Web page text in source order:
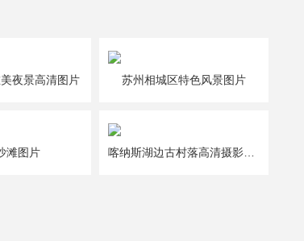
夜景高清图片 苏州相城区特色风景图片
滩图片